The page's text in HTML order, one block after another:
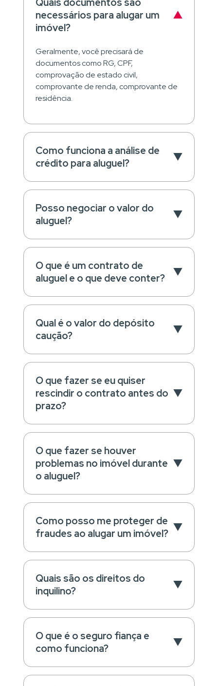
necessários para alugar um
imóvel?
Geralmente, você precisará de
documentos como RG, CPF,
comprovação de estado civil,
comprovante de renda, comprovante de
residência.
Como funciona a análise de
crédito para aluguel?
Posso negociar o valor do
aluguel?
O que é um contrato de
aluguel e o que deve conter?
Qual é o valor do depósito
caução?
O que fazer se eu quiser
rescindir o contrato antes do
prazo?
O que fazer se houver
problemas no imóvel durante
o aluguel?
Como posso me proteger de
fraudes ao alugar um imóvel?
Quais são os direitos do
inquilino?
O que é o seguro fiança e
como funciona?